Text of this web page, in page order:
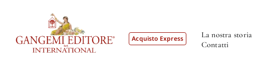
Acquisto Express
La nostra storia
Contatti